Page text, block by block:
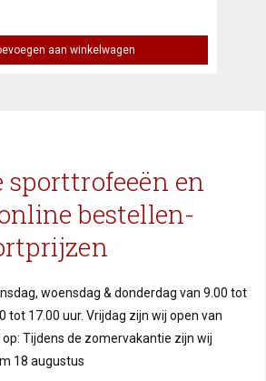
aan winkelwagen
sporttrofeeën en
bestellen-
woensdag & donderdag van 9.00 tot
tot 17.00 uur. Vrijdag zijn wij open van
Tijdens de zomervakantie zijn wij
18 augustus